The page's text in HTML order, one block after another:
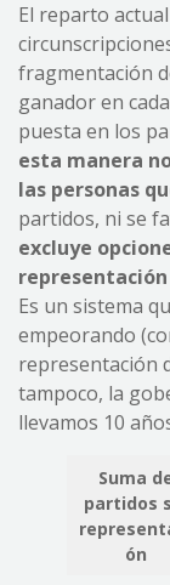
El reparto
fragmentación
ganador en
puesta en los
esta manera
las personas
partidos, ni se
excluye
Es un sistema
empeorando
representación
tampoco, la
llevamos 10
Suma
partidos
ón